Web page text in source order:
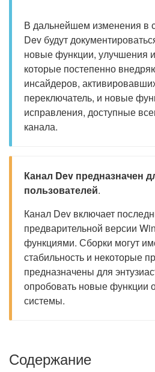
В дальнейшем изменения в
Dev будут
новые функции, улучшения
которые постепенно
инсайдеров,
переключатель, и новые
исправления, доступные
канала.
Канал Dev предназначен
пользователей.
Канал Dev включает
предварительной версии
функциями. Сборки могут
стабильность и некоторые
предназначены для
опробовать новые функции
системы.
Содержание